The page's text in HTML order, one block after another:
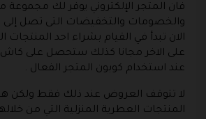
فان المتجر الإلكتروني يوفر لك
الان تبدأ في القيام بشراء احد
عند استخدام كوبون المتجر الفعال .
لا تتوقف العروض عند ذلك فقط ولكن
المنتجات العطرية المنزلية التي من